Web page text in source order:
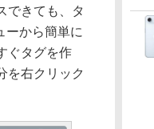
できても、タ
ーから簡単に
ぐタグを作
を右クリック